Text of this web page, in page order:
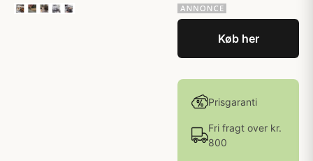
Køb her
Prisgaranti
Fri fragt over kr.
800